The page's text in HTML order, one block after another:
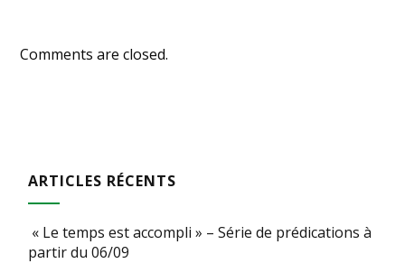
Comments are closed.
ARTICLES RÉCENTS
« Le temps est accompli » – Série de prédications à
partir du 06/09